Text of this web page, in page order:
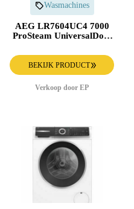
Wasmachines
AEG LR7604UC4 7000
ProSteam UniversalDose
BEKIJK PRODUCT
Verkoop door EP